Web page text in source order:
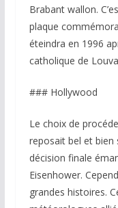
Brabant wallon.
plaque
éteindra en 1996
catholique de
### Hollywood
Le choix de
reposait bel et bien
décision finale
Eisenhower.
grandes histoires.